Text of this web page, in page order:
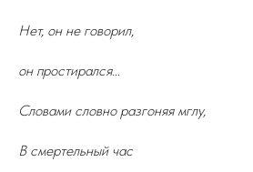
Нет, он не говорил,
он простирался…
Словами словно разгоняя мглу,
В смертельный час